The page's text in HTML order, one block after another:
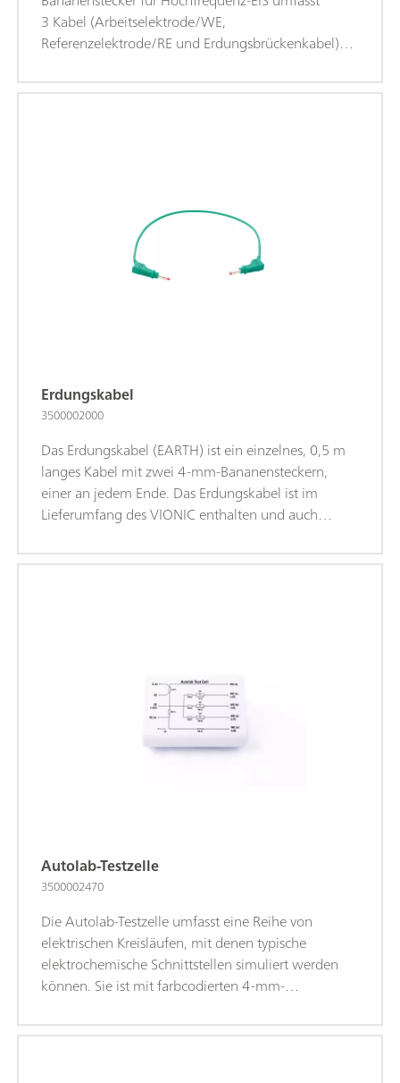
3 Kabel (Arbeitselektrode/WE,
Referenzelektrode/RE und Erdungsbrückenkabel)
endet in einem 4-mm-Bananenstecker für den
1 MHz verwendet werden.
Erdungskabel
3500002000
Das Erdungskabel (EARTH) ist ein einzelnes, 0,5 m
langes Kabel mit zwei 4-mm-Bananensteckern,
einer an jedem Ende. Das Erdungskabel ist im
Lieferumfang des VIONIC enthalten und auch
oder jedes Zubehörteil im Versuchsaufbau als
Autolab-Testzelle
3500002470
Die Autolab-Testzelle umfasst eine Reihe von
elektrischen Kreisläufen, mit denen typische
elektrochemische Schnittstellen simuliert werden
können. Sie ist mit farbcodierten 4-mm-
direkten Anschliessen der 4-mm-Adapterkabel mit